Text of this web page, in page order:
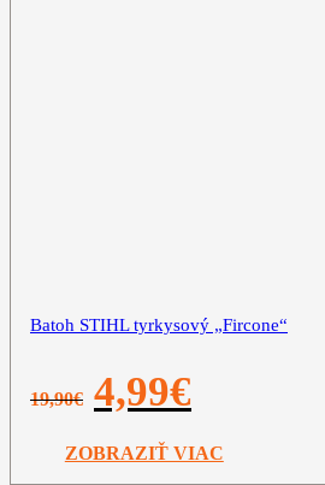
Batoh STIHL tyrkysový „Fircone“
19,90€
Pôvodná
cena
19,90€.
4,99€
4,99€.
ZOBRAZIŤ VIAC